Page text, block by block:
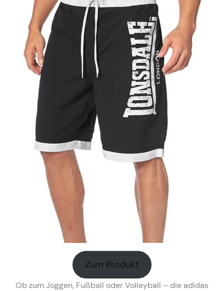
Zum Produkt
Ob zum Joggen, Fußball oder Volleyball – die adidas